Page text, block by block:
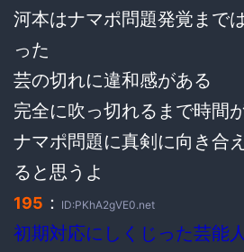
河本はナマポ問題発覚まで
った
芸の切れに違和感がある
完全に吹っ切れるまで時間
ナマポ問題に真剣に向き合
ると思うよ
195 ： ID:PKhA2gVE0.net
初期対応にしくじった芸能